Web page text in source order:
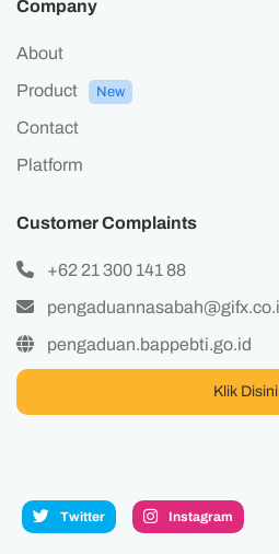
Company
About
Product
New
Contact
Platform
Customer Complaints
+62 21 300 141 88
pengaduan.bappebti.go.id
Klik Disini
Twitter Instagram